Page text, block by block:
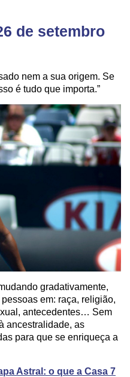
de setembro
nem a sua origem. Se
é tudo que importa.”
gradativamente,
em: raça, religião,
antecedentes… Sem
ancestralidade, as
para que se enriqueça a
Astral: o que a Casa 7